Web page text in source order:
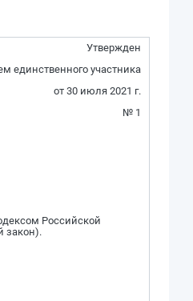
Утвержден
единственного участника
от 30 июля 2021 г.
№ 1
Российской
закон).